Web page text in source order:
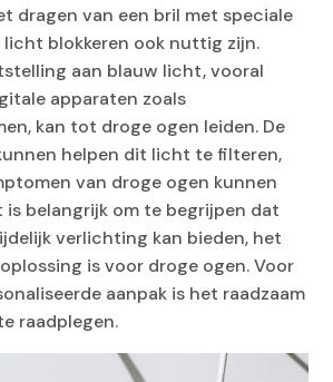
dragen van een bril met speciale
licht blokkeren ook nuttig zijn.
aan blauw licht, vooral
apparaten zoals
kan tot droge ogen leiden. De
helpen dit licht te filteren,
van droge ogen kunnen
is belangrijk om te begrijpen dat
verlichting kan bieden, het
is voor droge ogen. Voor
aanpak is het raadzaam
raadplegen.